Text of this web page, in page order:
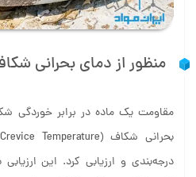
منظور از دمای بحرانی
مقاومت یک ماده در برابر خوردگی